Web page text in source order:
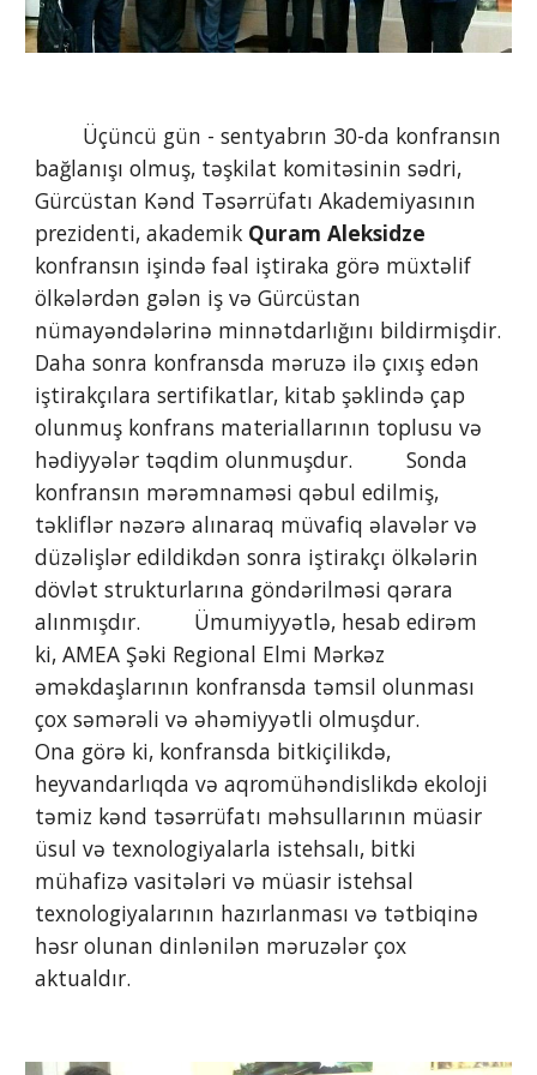
bağlanışı olmuş, təşkilat komitəsinin sədri,
Gürcüstan Kənd Təsərrüfatı Akademiyasının
prezidenti, akademik Quram Aleksidze
konfransın işində fəal iştiraka görə müxtəlif
ölkələrdən gələn iş və Gürcüstan
nümayəndələrinə minnətdarlığını bildirmişdir.
Daha sonra konfransda məruzə ilə çıxış edən
iştirakçılara sertifikatlar, kitab şəklində çap
olunmuş konfrans materiallarının toplusu və
hədiyyələr təqdim olunmuşdur.         Sonda
konfransın mərəmnaməsi qəbul edilmiş,
təkliflər nəzərə alınaraq müvafiq əlavələr və
düzəlişlər edildikdən sonra iştirakçı ölkələrin
dövlət strukturlarına göndərilməsi qərara
alınmışdır.         Ümumiyyətlə, hesab edirəm
ki, AMEA Şəki Regional Elmi Mərkəz
əməkdaşlarının konfransda təmsil olunması
çox səmərəli və əhəmiyyətli olmuşdur.
Ona görə ki, konfransda bitkiçilikdə,
heyvandarlıqda və aqromühəndislikdə ekoloji
təmiz kənd təsərrüfatı məhsullarının müasir
üsul və texnologiyalarla istehsalı, bitki
mühafizə vasitələri və müasir istehsal
texnologiyalarının hazırlanması və tətbiqinə
həsr olunan dinlənilən məruzələr çox
aktualdır.